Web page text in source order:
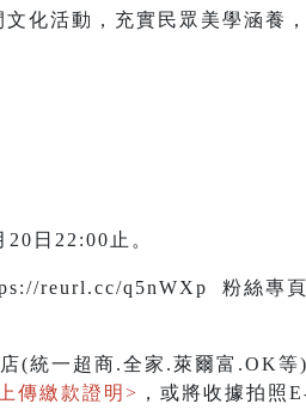
化活動，充實民眾美學涵養
日22:00止。
reurl.cc/q5nWXp 粉絲專
一超商.全家.萊爾富.OK等)
傳繳款證明> ，或將收據拍照